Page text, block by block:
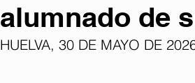
alumnado de
HUELVA, 30 DE MAYO DE